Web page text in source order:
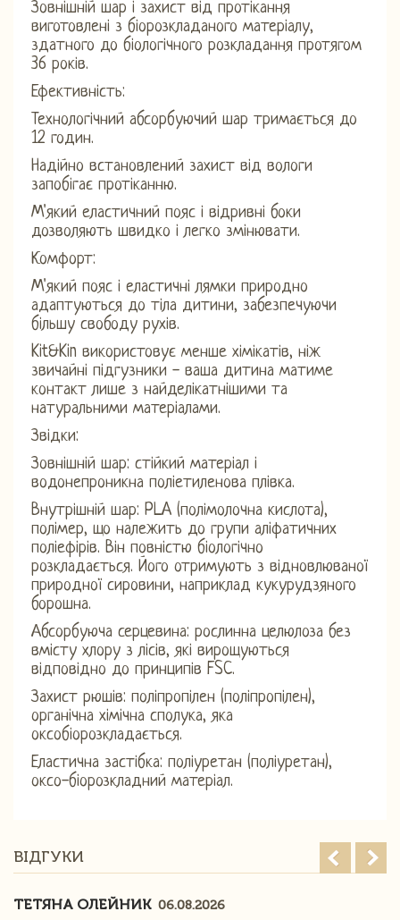
Зовнішній шар і захист від протікання
виготовлені з біорозкладаного матеріалу,
здатного до біологічного розкладання протягом
36 років.
Ефективність:
Технологічний абсорбуючий шар тримається до
12 годин.
Надійно встановлений захист від вологи
запобігає протіканню.
М'який еластичний пояс і відривні боки
дозволяють швидко і легко змінювати.
Комфорт:
М'який пояс і еластичні лямки природно
адаптуються до тіла дитини, забезпечуючи
більшу свободу рухів.
Kit&Kin використовує менше хімікатів, ніж
звичайні підгузники - ваша дитина матиме
контакт лише з найделікатнішими та
натуральними матеріалами.
Звідки:
Зовнішній шар: стійкий матеріал і
водонепроникна поліетиленова плівка.
Внутрішній шар: PLA (полімолочна кислота),
полімер, що належить до групи аліфатичних
поліефірів. Він повністю біологічно
розкладається. Його отримують з відновлюваної
природної сировини, наприклад кукурудзяного
борошна.
Абсорбуюча серцевина: рослинна целюлоза без
вмісту хлору з лісів, які вирощуються
відповідно до принципів FSC.
Захист рюшів: поліпропілен (поліпропілен),
органічна хімічна сполука, яка
оксобіорозкладається.
Еластична застібка: поліуретан (поліуретан),
оксо-біорозкладний матеріал.
ВІДГУКИ
ТЕТЯНА ОЛЕЙНИК 06.08.2026